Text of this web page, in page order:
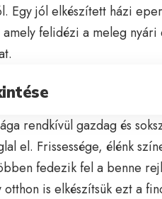
Egy jól elkészített házi
felidézi a meleg nyári
rendkívül gazdag és
el. Frissessége, élénk
fedezik fel a benne
is elkészítsük ezt a